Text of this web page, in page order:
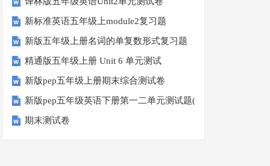
新标准英语五年级上module2复习题
新版五年级上册名词的单复数形式复习题
精通版五年级上册 Unit 6 单元测试
新版pep五年级上册期末综合测试卷
新版pep五年级英语下册第一二单元测试题(Unit1-Unit2)
期末测试卷